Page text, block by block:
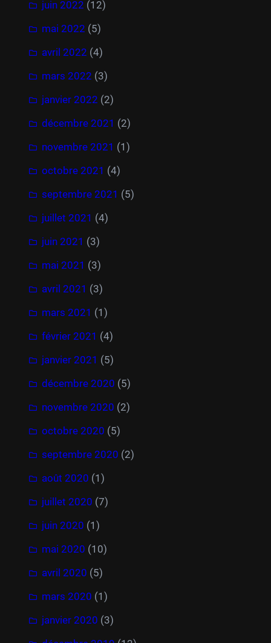
juin 2022 (12)
mai 2022 (5)
avril 2022 (4)
mars 2022 (3)
janvier 2022 (2)
décembre 2021 (2)
novembre 2021 (1)
octobre 2021 (4)
septembre 2021 (5)
juillet 2021 (4)
juin 2021 (3)
mai 2021 (3)
avril 2021 (3)
mars 2021 (1)
février 2021 (4)
janvier 2021 (5)
décembre 2020 (5)
novembre 2020 (2)
octobre 2020 (5)
septembre 2020 (2)
août 2020 (1)
juillet 2020 (7)
juin 2020 (1)
mai 2020 (10)
avril 2020 (5)
mars 2020 (1)
janvier 2020 (3)